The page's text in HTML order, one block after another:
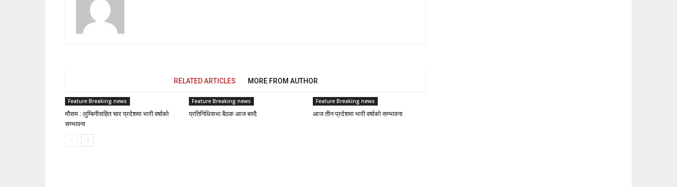
RELATED ARTICLES MORE FROM AUTHOR
Feature Breaking news
मौसम : लुम्बिनीसहित चार प्रदेशमा भारी वर्षाको
सम्भावना
Feature Breaking news
प्रतिनिधिसभा बैठक आज बस्दै
Feature Breaking news
आज तीन प्रदेशमा भारी वर्षाको सम्भावना